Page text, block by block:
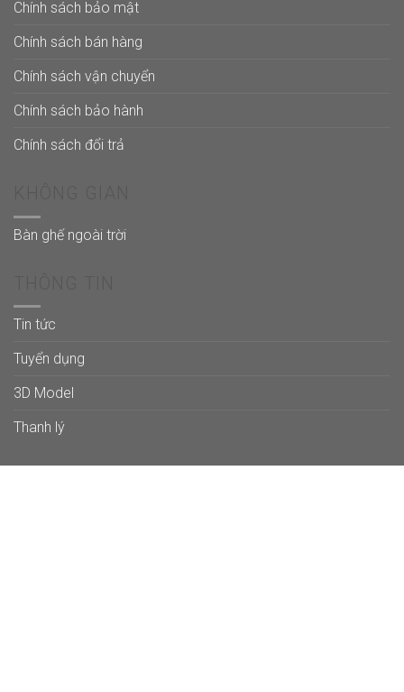
Chính sách bảo mật
Chính sách bán hàng
Chính sách vận chuyển
Chính sách bảo hành
Chính sách đổi trả
Bàn ghế ngoài trời
Tin tức
Tuyển dụng
3D Model
Thanh lý